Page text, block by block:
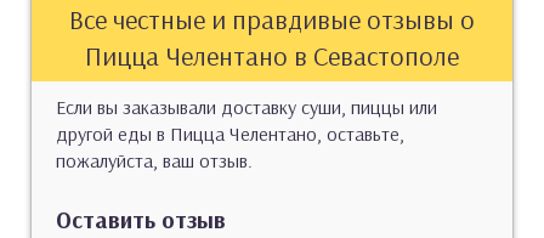
Все честные и правдивые отзывы о
Пицца Челентано в Севастополе
Если вы заказывали доставку суши, пиццы или
другой еды в Пицца Челентано, оставьте,
пожалуйста, ваш отзыв.
Оставить отзыв